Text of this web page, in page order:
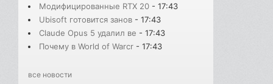
Модифицированные RTX 20 - 17:43
Ubisoft готовится занов - 17:43
Claude Opus 5 удалил ве - 17:43
Почему в World of Warcr - 17:43
все новости